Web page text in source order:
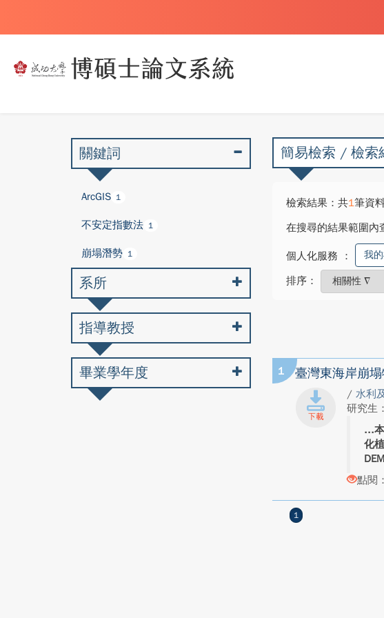
簡易檢索 / 檢索
檢索結果：共1筆資
在搜尋的結果範圍內
個人化服務 ： 我
排序：
1 臺灣東海岸崩
/ 水利
研究生
化
點閱
1
關鍵詞
ArcGIS 1
不安定指數法 1
崩塌潛勢 1
系所
指導教授
畢業學年度